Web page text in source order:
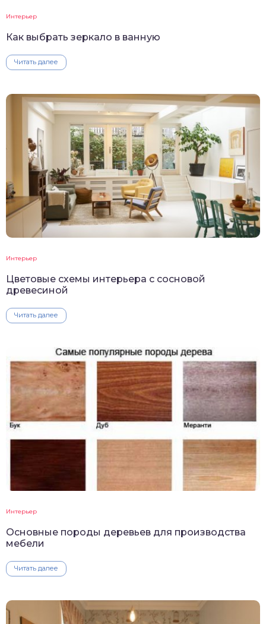
Интерьер
Как выбрать зеркало в ванную
Читать далее
Интерьер
Цветовые схемы интерьера с сосновой
древесиной
Читать далее
Интерьер
Основные породы деревьев для производства
мебели
Читать далее